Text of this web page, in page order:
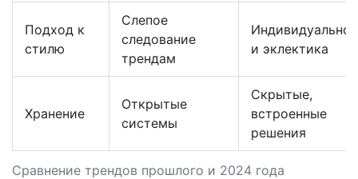
Сравнение трендов прошлого и 2024 года
Подход к
стилю
Слепое
следование
трендам
и эклектика
Хранение
Открытые
системы
Скрытые,
встроенные
решения